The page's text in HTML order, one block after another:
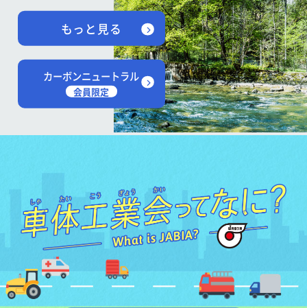
もっと見る
カーボンニュートラル
会員限定